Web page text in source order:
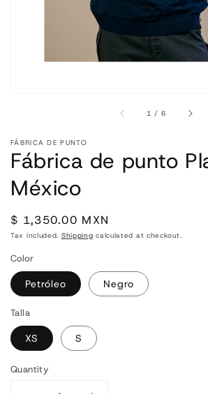
1 / of
6
FÁBRICA DE PUNTO
Fábrica de punto
México
Regular
price
$ 1,350.00 MXN
Tax included. Shipping calculated at checkout.
Color
Petróleo Negro
Talla
XS S
Quantity